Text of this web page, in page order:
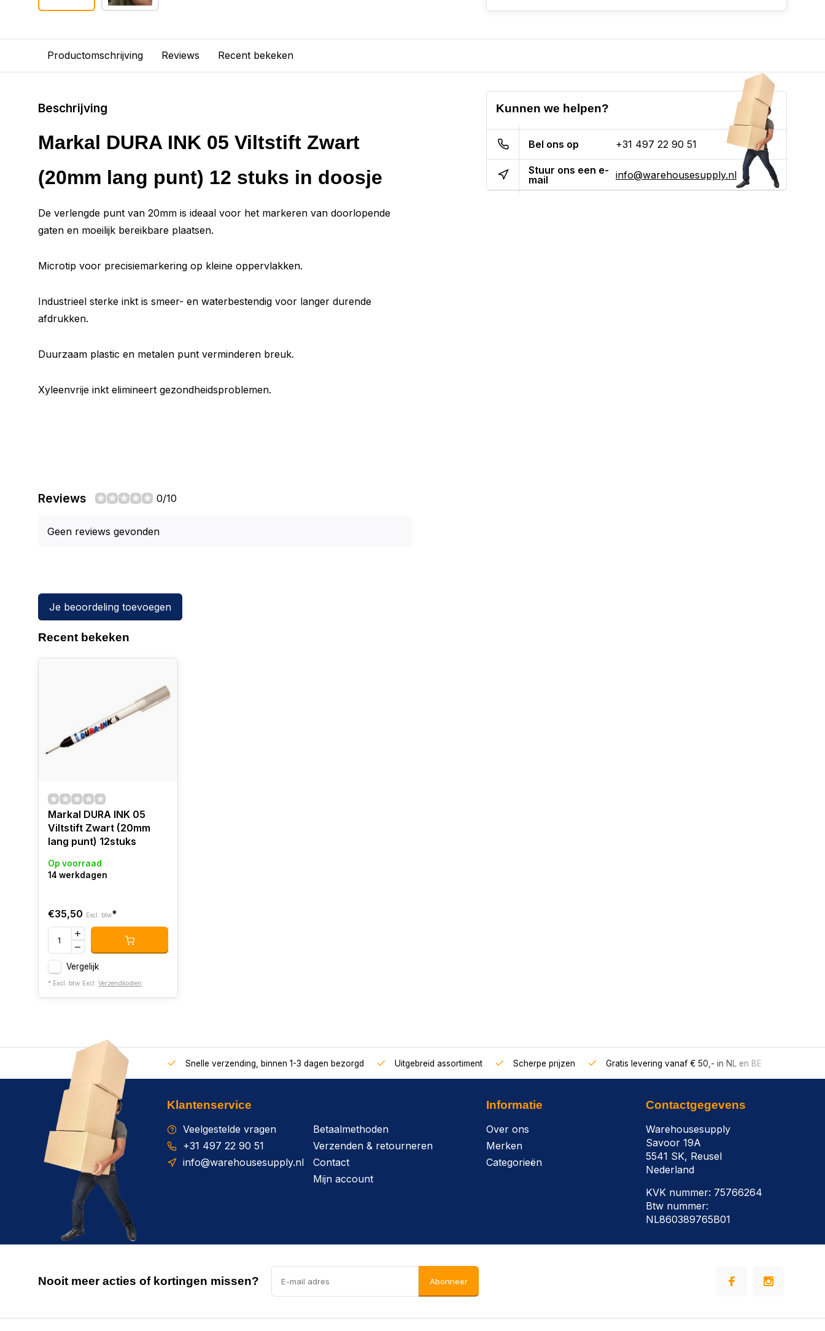
Productomschrijving Reviews Recent bekeken
Beschrijving
Markal DURA INK 05 Viltstift Zwart
(20mm lang punt) 12 stuks in doosje
De verlengde punt van 20mm is ideaal voor het markeren van doorlopende
gaten en moeilijk bereikbare plaatsen.
Microtip voor precisiemarkering op kleine oppervlakken.
Industrieel sterke inkt is smeer- en waterbestendig voor langer durende
afdrukken.
Duurzaam plastic en metalen punt verminderen breuk.
Xyleenvrije inkt elimineert gezondheidsproblemen.
Reviews 0/10
Geen reviews gevonden
Je beoordeling toevoegen
Kunnen we helpen?
Bel ons op +31 497 22 90 51
Stuur ons een e-
mail
info@warehousesupply.nl
Recent bekeken
Markal DURA INK 05
Viltstift Zwart (20mm
lang punt) 12stuks
Op voorraad
14 werkdagen
€35,50 Excl. btw*
Vergelijk
* Excl. btw Excl. Verzendkosten
Snelle verzending, binnen 1-3 dagen bezorgd Uitgebreid assortiment Scherpe prijzen Gratis levering vanaf € 50,- in NL en BE
Klantenservice
Veelgestelde vragen
+31 497 22 90 51
info@warehousesupply.nl
Betaalmethoden
Verzenden & retourneren
Contact
Mijn account
Informatie
Over ons
Merken
Categorieën
Contactgegevens
Warehousesupply
Savoor 19A
5541 SK, Reusel
Nederland
KVK nummer: 75766264
Btw nummer:
NL860389765B01
Nooit meer acties of kortingen missen? Abonneer